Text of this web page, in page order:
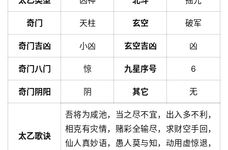
奇门 天柱 玄空 破军
奇门吉凶 小凶 玄空吉凶 凶
奇门八门 惊 九星序号 6
奇门阴阳 阴 其它 无
太乙歌诀
吾将为咸池，当之尽不宜，出入多不利，
相克有灾情，赌彩全输尽，求财空手回，
仙人真妙语，愚人莫与知，动用虚惊退，